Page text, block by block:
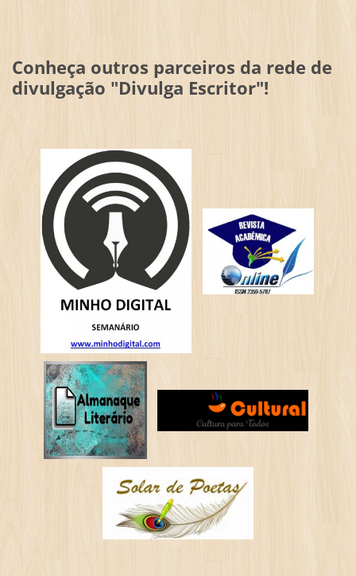
Conheça outros parceiros da rede de
divulgação "Divulga Escritor"!